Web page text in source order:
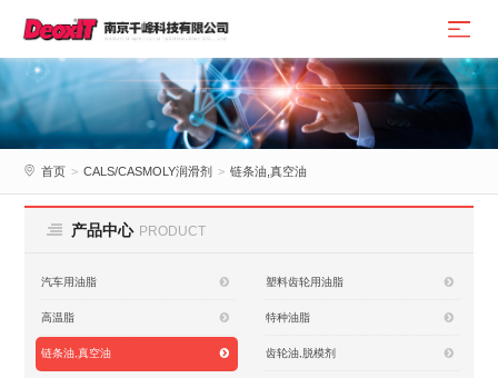
首页 > CALS/CASMOLY润滑剂 > 链条油,真空油
产品中心 PRODUCT
汽车用油脂 塑料齿轮用油脂
高温脂 特种油脂
链条油,真空油 齿轮油,脱模剂